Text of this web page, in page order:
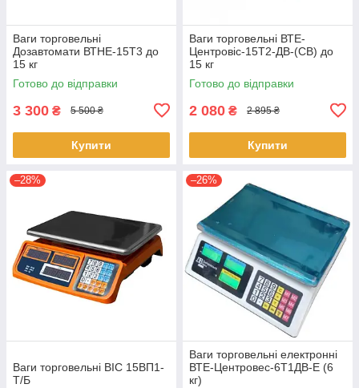
Ваги торговельні
Дозавтомати ВТНЕ-15Т3 до
15 кг
Готово до відправки
3 300 ₴ 5 500 ₴
Купити
Ваги торговельні ВТЕ-
Центровіс-15Т2-ДВ-(СВ) до
15 кг
Готово до відправки
2 080 ₴ 2 895 ₴
Купити
–28%
Ваги торговельні ВІС 15ВП1-
Т/Б
–26%
Ваги торговельні електронні
ВТЕ-Центровес-6Т1ДВ-Е (6
кг)